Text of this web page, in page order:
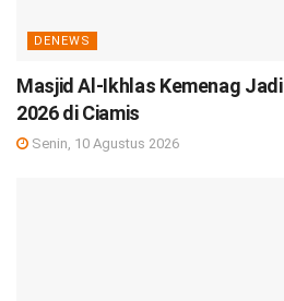
DENEWS
Masjid Al-Ikhlas Kemenag
2026 di Ciamis
Senin, 10 Agustus 2026